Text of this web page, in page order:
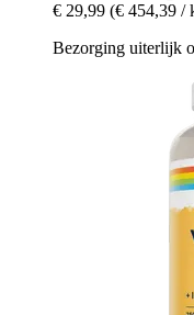
€ 29,99 (€ 454,39 /
Bezorging uiterlijk